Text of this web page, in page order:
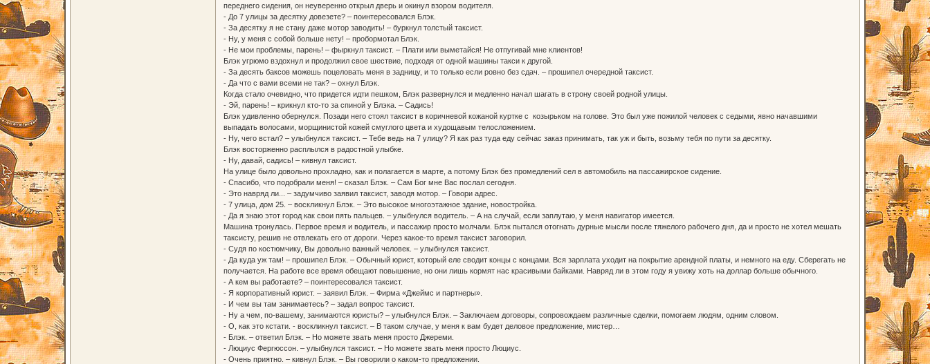
переднего сидения, он неуверенно открыл дверь и окинул взором водителя.
- До 7 улицы за десятку довезете? – поинтересовался Блэк.
- За десятку я не стану даже мотор заводить! – буркнул толстый таксист.
- Ну, у меня с собой больше нету! – пробормотал Блэк.
- Не мои проблемы, парень! – фыркнул таксист. – Плати или выметайся! Не отпугивай мне клиентов!
Блэк угрюмо вздохнул и продолжил свое шествие, подходя от одной машины такси к другой.
- За десять баксов можешь поцеловать меня в задницу, и то только если ровно без сдач. – прошипел очередной таксист.
- Да что с вами всеми не так? – охнул Блэк.
Когда стало очевидно, что придется идти пешком, Блэк развернулся и медленно начал шагать в строну своей родной улицы.
- Эй, парень! – крикнул кто-то за спиной у Блэка. – Садись!
Блэк удивленно обернулся. Позади него стоял таксист в коричневой кожаной куртке с козырьком на голове. Это был уже пожилой человек с седыми, явно начавшими
выпадать волосами, морщинистой кожей смуглого цвета и худощавым телосложением.
- Ну, чего встал? – улыбнулся таксист. – Тебе ведь на 7 улицу? Я как раз туда еду сейчас заказ принимать, так уж и быть, возьму тебя по пути за десятку.
Блэк восторженно расплылся в радостной улыбке.
- Ну, давай, садись! – кивнул таксист.
На улице было довольно прохладно, как и полагается в марте, а потому Блэк без промедлений сел в автомобиль на пассажирское сидение.
- Спасибо, что подобрали меня! – сказал Блэк. – Сам Бог мне Вас послал сегодня.
- Это навряд ли... – задумчиво заявил таксист, заводя мотор. – Говори адрес.
- 7 улица, дом 25. – воскликнул Блэк. – Это высокое многоэтажное здание, новостройка.
- Да я знаю этот город как свои пять пальцев. – улыбнулся водитель. – А на случай, если заплутаю, у меня навигатор имеется.
Машина тронулась. Первое время и водитель, и пассажир просто молчали. Блэк пытался отогнать дурные мысли после тяжелого рабочего дня, да и просто не хотел мешать
таксисту, решив не отвлекать его от дороги. Через какое-то время таксист заговорил.
- Судя по костюмчику, Вы довольно важный человек. – улыбнулся таксист.
- Да куда уж там! – прошипел Блэк. – Обычный юрист, который еле сводит концы с концами. Вся зарплата уходит на покрытие арендной платы, и немного на еду. Сберегать не
получается. На работе все время обещают повышение, но они лишь кормят нас красивыми байками. Навряд ли в этом году я увижу хоть на доллар больше обычного.
- А кем вы работаете? – поинтересовался таксист.
- Я корпоративный юрист. – заявил Блэк. – Фирма «Джеймс и партнеры».
- И чем вы там занимаетесь? – задал вопрос таксист.
- Ну а чем, по-вашему, занимаются юристы? – улыбнулся Блэк. – Заключаем договоры, сопровождаем различные сделки, помогаем людям, одним словом.
- О, как это кстати. - воскликнул таксист. – В таком случае, у меня к вам будет деловое предложение, мистер…
- Блэк. – ответил Блэк. – Но можете звать меня просто Джереми.
- Люциус Фергюссон. – улыбнулся таксист. – Но можете звать меня просто Люциус.
- Очень приятно. – кивнул Блэк. – Вы говорили о каком-то предложении.